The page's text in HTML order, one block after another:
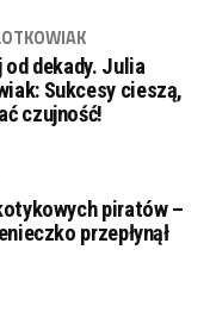
dekady. Julia
Sukcesy cieszą,
czujność!
piratów –
przepłynął